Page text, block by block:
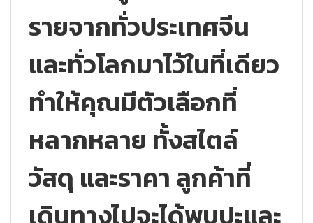
รายจากทั่วประเทศจีน
และทั่วโลกมาไว้ในที่เดียว
ทำให้คุณมีตัวเลือกที่
หลากหลาย ทั้งสไตล์
วัสดุ และราคา ลูกค้าที่
เดินทางไปจะได้พบปะและ